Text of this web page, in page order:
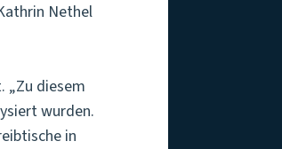
Nethel
„Zu diesem
wurden.
in